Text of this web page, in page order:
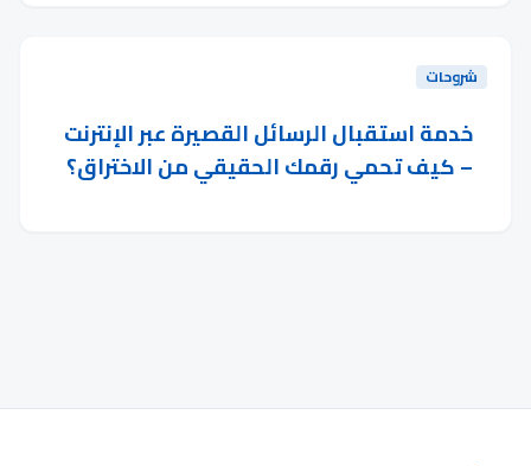
شروحات
خدمة استقبال الرسائل القصيرة عبر الإنترنت
– كيف تحمي رقمك الحقيقي من الاختراق؟